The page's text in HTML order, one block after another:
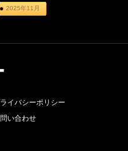
2025年11月
イバシーポリシー
い合わせ